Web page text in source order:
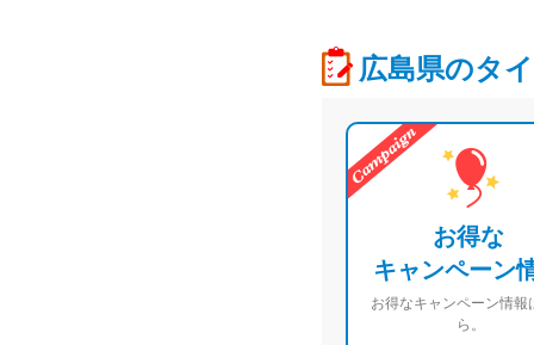
広島県のタ
お得な
キャンペーン
お得なキャンペーン情報
ら。